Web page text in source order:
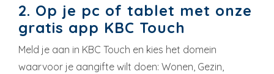
2. Op je pc of tablet met onze
gratis app KBC Touch
Meld je aan in KBC Touch en kies het domein
waarvoor je aangifte wilt doen: Wonen, Gezin,